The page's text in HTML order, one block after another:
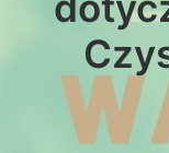
Oferta
Wiedza
Media
Kontakt